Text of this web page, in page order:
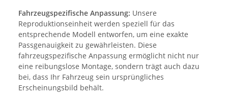
Fahrzeugspezifische Anpassung: Unsere
Reproduktionseinheit werden speziell für das
entsprechende Modell entworfen, um eine exakte
Passgenauigkeit zu gewährleisten. Diese
fahrzeugspezifische Anpassung ermöglicht nicht nur
eine reibungslose Montage, sondern trägt auch dazu
bei, dass Ihr Fahrzeug sein ursprüngliches
Erscheinungsbild behält.